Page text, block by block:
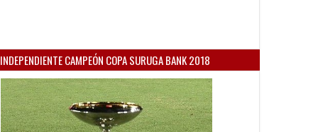
INDEPENDIENTE CAMPEÓN COPA SURUGA BANK 2018